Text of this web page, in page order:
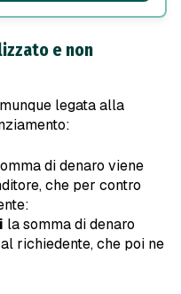
e non
legata alla
di denaro viene
che per contro
la somma di denaro
richiedente, che poi ne